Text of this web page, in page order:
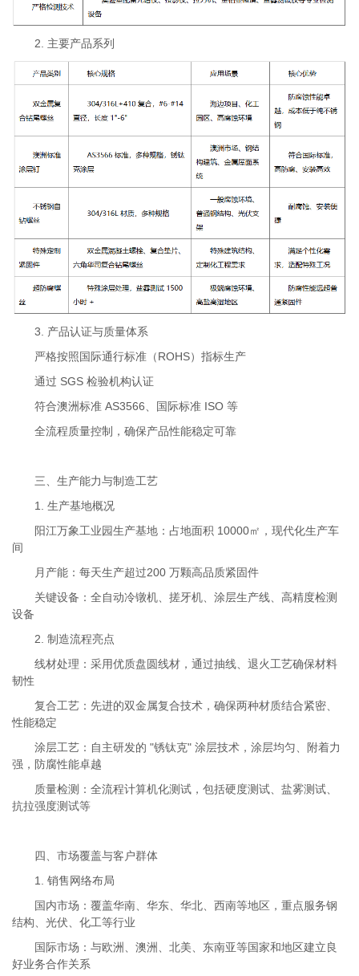
2. 主要产品系列
3. 产品认证与质量体系
严格按照国际通行标准（ROHS）指标生产
通过 SGS 检验机构认证
符合澳洲标准 AS3566、国际标准 ISO 等
全流程质量控制，确保产品性能稳定可靠
三、生产能力与制造工艺
1. 生产基地概况
阳江万象工业园生产基地：占地面积 10000㎡，现代化生产车
间
月产能：每天生产超过200 万颗高品质紧固件
关键设备：全自动冷镦机、搓牙机、涂层生产线、高精度检测
设备
2. 制造流程亮点
线材处理：采用优质盘圆线材，通过抽线、退火工艺确保材料
韧性
复合工艺：先进的双金属复合技术，确保两种材质结合紧密、
性能稳定
涂层工艺：自主研发的 "锈钛克" 涂层技术，涂层均匀、附着力
强，防腐性能卓越
质量检测：全流程计算机化测试，包括硬度测试、盐雾测试、
抗拉强度测试等
四、市场覆盖与客户群体
1. 销售网络布局
国内市场：覆盖华南、华东、华北、西南等地区，重点服务钢
结构、光伏、化工等行业
国际市场：与欧洲、澳洲、北美、东南亚等国家和地区建立良
好业务合作关系